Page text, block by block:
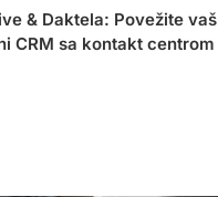
& Daktela: Povežite vaš
CRM sa kontakt centrom